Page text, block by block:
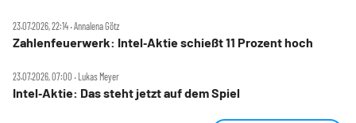
23.07.2026, 22:14 ‧ Annalena Götz
Zahlenfeuerwerk: Intel‑Aktie schießt 11 Prozent hoch
23.07.2026, 07:00 ‧ Lukas Meyer
Intel‑Aktie: Das steht jetzt auf dem Spiel